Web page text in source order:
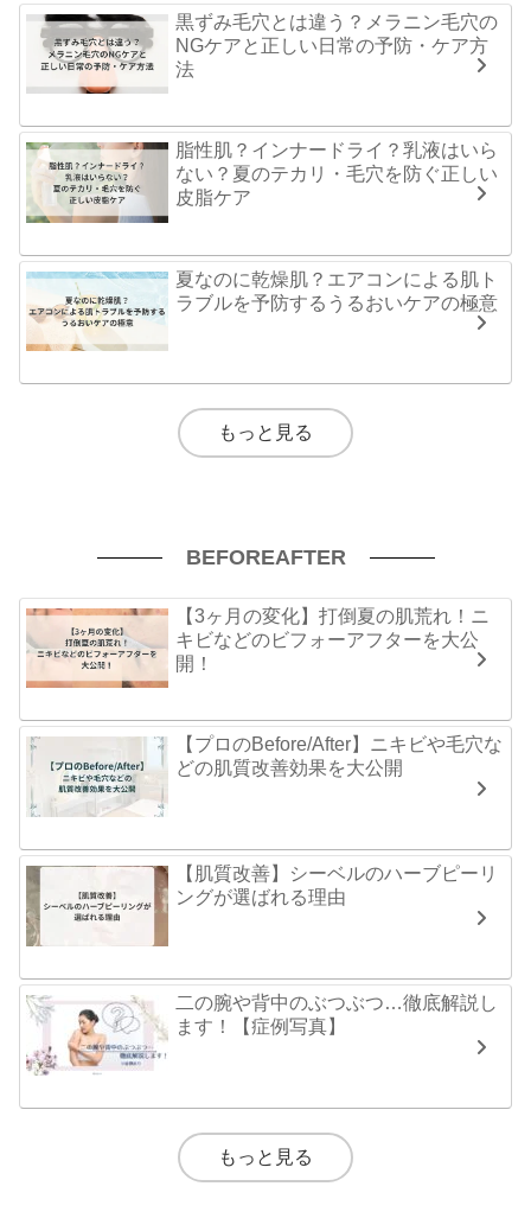
黒ずみ毛穴とは違う？メラニン毛穴の
NGケアと正しい日常の予防・ケア方
法
脂性肌？インナードライ？乳液はいら
ない？夏のテカリ・毛穴を防ぐ正しい
皮脂ケア
夏なのに乾燥肌？エアコンによる肌ト
ラブルを予防するうるおいケアの極意
もっと見る
BEFOREAFTER
【3ヶ月の変化】打倒夏の肌荒れ！ニ
キビなどのビフォーアフターを大公
開！
【プロのBefore/After】ニキビや毛穴な
どの肌質改善効果を大公開
【肌質改善】シーベルのハーブピーリ
ングが選ばれる理由
二の腕や背中のぶつぶつ…徹底解説し
ます！【症例写真】
もっと見る